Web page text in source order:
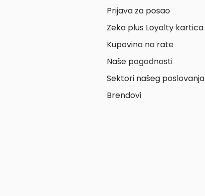
Prijava za posao
Zeka plus Loyalty kartica
Kupovina na rate
Naše pogodnosti
Sektori našeg poslovanja
Brendovi